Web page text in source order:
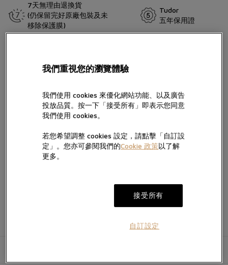
7天無理由退換貨
(仍保留完好原廠包裝及未
移除保護膜)
Tudor
五年保用證
精髓。錶面上獨具特色、稜角分明的「雪花」指針亦借鑒了二十世
加入願望清單
按“提交”，即表示您已閱讀並同意我們的私隱政策及Cookie政策，亦
同意我們經電話、手機訊息及電郵向您提供產品及服務信息。
我們將按私隱政策使用您提供的個人信息向您發送產品、服務及活動
的直銷及推廣信息，您亦可隨時聯絡我們更改您的意願。如不希望我
們透過以下方式向您提供有關信息，請於方框內打勾:
電郵。
我們重視您的瀏覽體驗
我們使用 cookies 來優化網站功能、以及廣告
投放品質。按一下「接受所有」即表示您同意
我們使用 cookies。
若您希望調整 cookies 設定，請點擊「自訂設
定」。您亦可參閱我們的Cookie 政策以了解
更多。
接受所有
自訂設定